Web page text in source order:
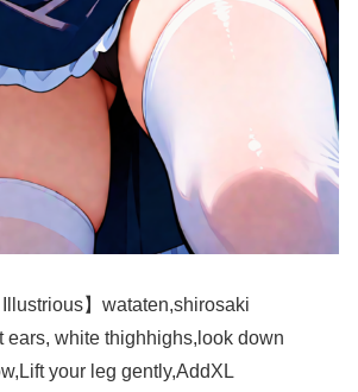
Illustrious】wataten,shirosaki
ears, white thighhighs,look down
your leg gently,AddXL